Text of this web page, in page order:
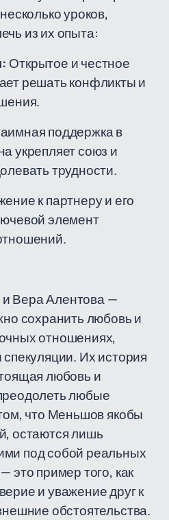
уроков,
из их опыта:
Открытое и честное
решать конфликты и
поддержка в
укрепляет союз и
трудности.
к партнеру и его
элемент
Вера Алентова —
сохранить любовь и
отношениях,
Их история
любовь и
любые
что Меньшов якобы
остаются лишь
под собой реальных
это пример того, как
и уважение друг к
обстоятельства.